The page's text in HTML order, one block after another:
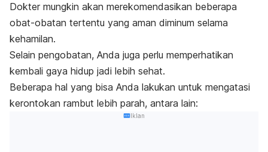
Dokter mungkin akan merekomendasikan beberapa
obat-obatan tertentu yang aman diminum selama
kehamilan.
Selain pengobatan, Anda juga perlu memperhatikan
kembali gaya hidup jadi lebih sehat.
Beberapa hal yang bisa Anda lakukan untuk mengatasi
kerontokan rambut lebih parah, antara lain:
Iklan